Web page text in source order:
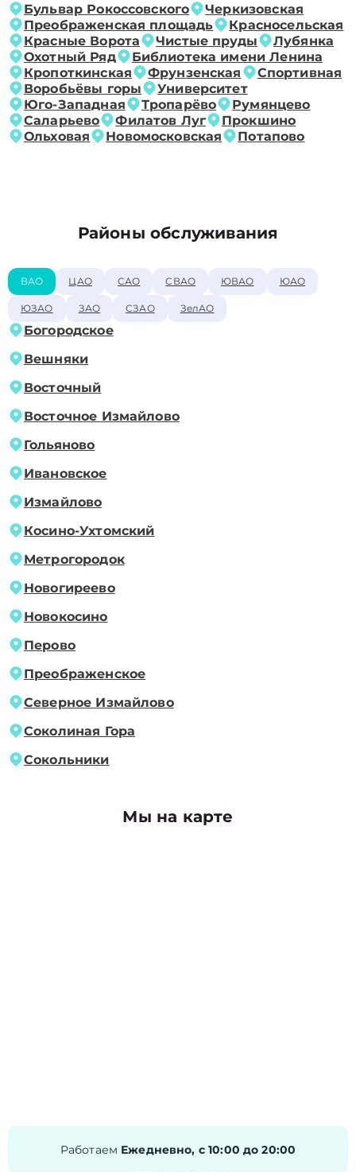
Бульвар Рокоссовского
Черкизовская
Преображенская площадь
Красносельская
Красные Ворота
Чистые пруды
Лубянка
Охотный Ряд
Библиотека имени Ленина
Кропоткинская
Фрунзенская
Спортивная
Воробьёвы горы
Университет
Юго-Западная
Тропарёво
Румянцево
Саларьево
Филатов Луг
Прокшино
Ольховая
Новомосковская Потапово
Районы обслуживания
ВАО ЦАО САО СВАО ЮВАО ЮАО
ЮЗАО ЗАО СЗАО ЗелАО
Богородское
Вешняки
Восточный
Восточное Измайлово
Гольяново
Ивановское
Измайлово
Косино-Ухтомский
Метрогородок
Новогиреево
Новокосино
Перово
Преображенское
Северное Измайлово
Соколиная Гора
Сокольники
Мы на карте
Работаем Ежедневно, с 10:00 до 20:00